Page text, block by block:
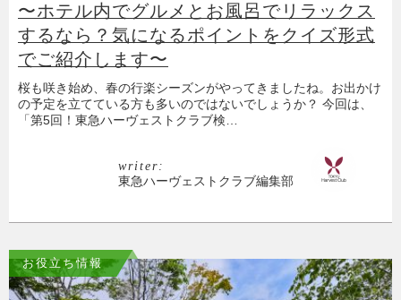
〜ホテル内でグルメとお風呂でリラックス
するなら？気になるポイントをクイズ形式
でご紹介します〜
桜も咲き始め、春の行楽シーズンがやってきましたね。お出かけ
の予定を立てている方も多いのではないでしょうか？ 今回は、
「第5回！東急ハーヴェストクラブ検…
writer:
東急ハーヴェストクラブ編集部
お役立ち情報